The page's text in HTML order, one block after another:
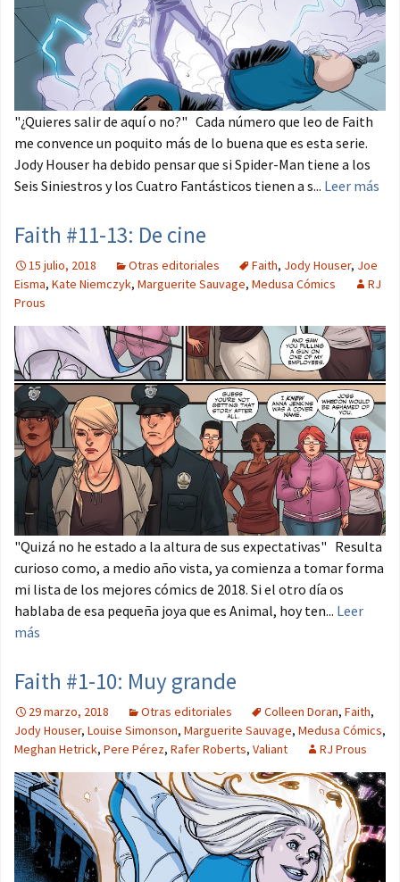
"¿Quieres salir de aquí o no?" Cada número que leo de Faith
me convence un poquito más de lo buena que es esta serie.
Jody Houser ha debido pensar que si Spider-Man tiene a los
Seis Siniestros y los Cuatro Fantásticos tienen a s... Leer más
Faith #11-13: De cine
15 julio, 2018 Otras editoriales Faith, Jody Houser, Joe
Eisma, Kate Niemczyk, Marguerite Sauvage, Medusa Cómics
RJ
Prous
"Quizá no he estado a la altura de sus expectativas" Resulta
curioso como, a medio año vista, ya comienza a tomar forma
mi lista de los mejores cómics de 2018. Si el otro día os
hablaba de esa pequeña joya que es Animal, hoy ten... Leer
más
Faith #1-10: Muy grande
29 marzo, 2018 Otras editoriales Colleen Doran, Faith,
Jody Houser, Louise Simonson, Marguerite Sauvage, Medusa Cómics,
Meghan Hetrick, Pere Pérez, Rafer Roberts, Valiant RJ Prous